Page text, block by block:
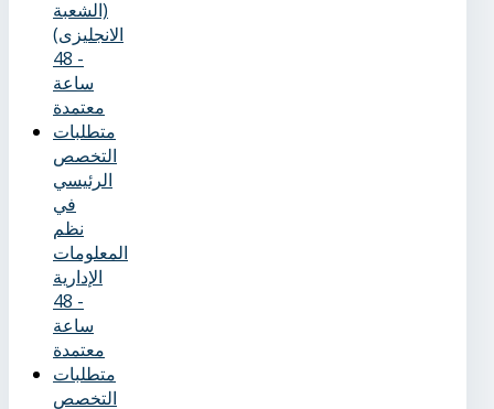
(الشعبة
الانجليزى)
- 48
ساعة
معتمدة
متطلبات
التخصص
الرئيسي
في
نظم
المعلومات
الإدارية
- 48
ساعة
معتمدة
متطلبات
التخصص